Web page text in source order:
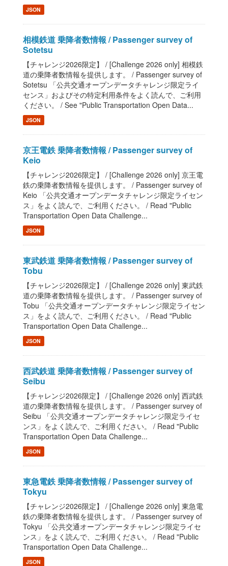
JSON
相模鉄道 乗降者数情報 / Passenger survey of
Sotetsu
【チャレンジ2026限定】 / [Challenge 2026 only] 相模鉄
道の乗降者数情報を提供します。 / Passenger survey of
Sotetsu 「公共交通オープンデータチャレンジ限定ライ
センス」およびその特定利用条件をよく読んで、ご利用
ください。 / See "Public Transportation Open Data...
JSON
京王電鉄 乗降者数情報 / Passenger survey of
Keio
【チャレンジ2026限定】 / [Challenge 2026 only] 京王電
鉄の乗降者数情報を提供します。 / Passenger survey of
Keio 「公共交通オープンデータチャレンジ限定ライセン
ス」をよく読んで、ご利用ください。 / Read "Public
Transportation Open Data Challenge...
JSON
東武鉄道 乗降者数情報 / Passenger survey of
Tobu
【チャレンジ2026限定】 / [Challenge 2026 only] 東武鉄
道の乗降者数情報を提供します。 / Passenger survey of
Tobu 「公共交通オープンデータチャレンジ限定ライセン
ス」をよく読んで、ご利用ください。 / Read "Public
Transportation Open Data Challenge...
JSON
西武鉄道 乗降者数情報 / Passenger survey of
Seibu
【チャレンジ2026限定】 / [Challenge 2026 only] 西武鉄
道の乗降者数情報を提供します。 / Passenger survey of
Seibu 「公共交通オープンデータチャレンジ限定ライセ
ンス」をよく読んで、ご利用ください。 / Read "Public
Transportation Open Data Challenge...
JSON
東急電鉄 乗降者数情報 / Passenger survey of
Tokyu
【チャレンジ2026限定】 / [Challenge 2026 only] 東急電
鉄の乗降者数情報を提供します。 / Passenger survey of
Tokyu 「公共交通オープンデータチャレンジ限定ライセ
ンス」をよく読んで、ご利用ください。 / Read "Public
Transportation Open Data Challenge...
JSON